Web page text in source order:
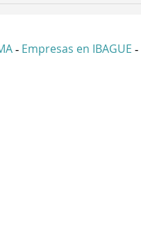
- Empresas en IBAGUE -